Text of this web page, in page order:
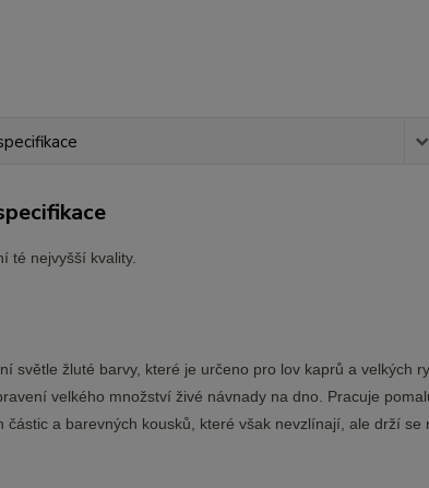
té nejvyšší kvality.
světle žluté barvy, které je určeno pro lov kaprů a velkých
velkého množství živé návnady na dno. Pracuje
částic a barevných kousků, které však nevzlínají, ale drží se